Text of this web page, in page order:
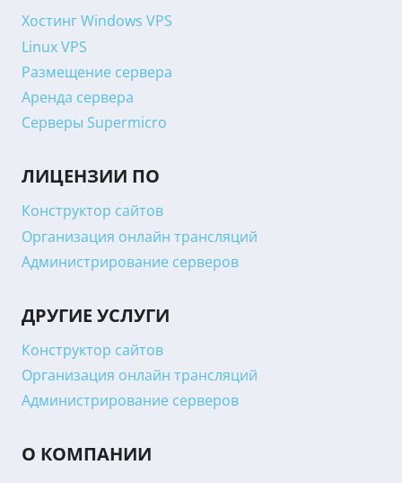
Хостинг Windows VPS
Linux VPS
Размещение сервера
Аренда сервера
Серверы Supermicro
ЛИЦЕНЗИИ ПО
Конструктор сайтов
Организация онлайн трансляций
Администрирование серверов
ДРУГИЕ УСЛУГИ
Конструктор сайтов
Организация онлайн трансляций
Администрирование серверов
О КОМПАНИИ